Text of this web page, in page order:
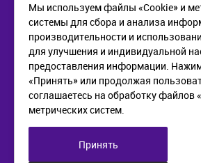
КОМПАНИЯ
О компании
Новости
Контакты
ПОМОЩЬ
Как
Доставка
Возврат
ИНФОРМАЦИЯ
Политика в отношении
Малый
Мы используем файлы «Cookie» и
системы для сбора и анализа
производительности и
для улучшения и индивидуальной
предоставления информации.
«Принять» или продолжая
соглашаетесь на обработку файлов
метрических систем.
Принять